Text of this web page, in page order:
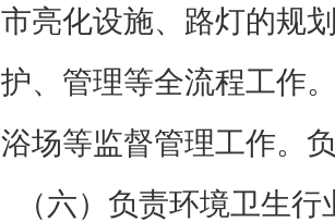
市亮化设施、路灯的规
护、管理等全流程工作
浴场等监督管理工作
（六）负责环境卫生